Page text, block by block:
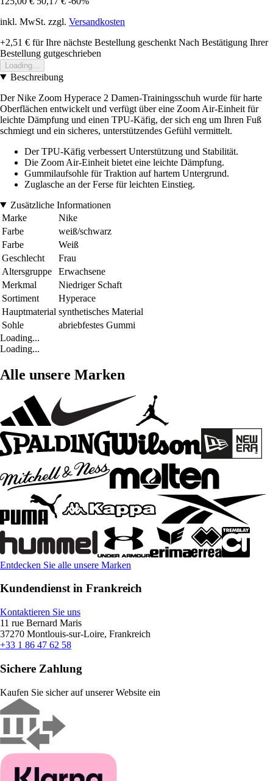
inkl. MwSt. zzgl. Versandkosten
+2,51 € für Ihre nächste Bestellung geschenkt Nach Bestätigung Ihrer
Bestellung gutgeschrieben
Loading...
Beschreibung
Der Nike Zoom Hyperace 2 Damen-Trainingsschuh wurde für harte
Oberflächen entwickelt und verfügt über eine Zoom Air-Einheit für
leichte Dämpfung und einen TPU-Käfig, der sich eng um Ihren Fuß
schmiegt und ein sicheres, unterstützendes Gefühl vermittelt.
Der TPU-Käfig verbessert Unterstützung und Stabilität.
Die Zoom Air-Einheit bietet eine leichte Dämpfung.
Gummilaufsohle für Traktion auf hartem Untergrund.
Zuglasche an der Ferse für leichten Einstieg.
Zusätzliche Informationen
Marke
Nike
Farbe
weiß/schwarz
Farbe
Weiß
Geschlecht
Frau
Altersgruppe
Erwachsene
Merkmal
Niedriger Schaft
Sortiment
Hyperace
Hauptmaterial synthetisches Material
Sohle
abriebfestes Gummi
Loading...
Loading...
Alle unsere Marken
Entdecken Sie alle unsere Marken
Kundendienst in Frankreich
Kontaktieren Sie uns
11 rue Bernard Maris
37270 Montlouis-sur-Loire, Frankreich
+33 1 86 47 62 58
Sichere Zahlung
Kaufen Sie sicher auf unserer Website ein